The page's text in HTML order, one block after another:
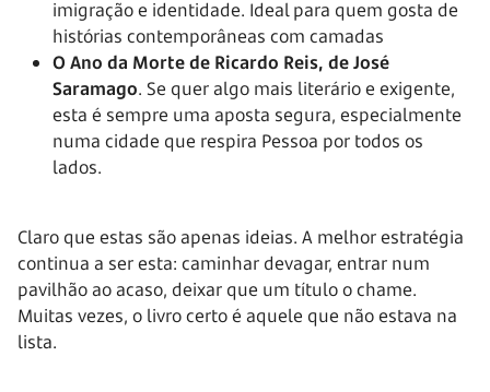
imigração e identidade. Ideal para quem gosta de
histórias contemporâneas com camadas
O Ano da Morte de Ricardo Reis, de José
Saramago. Se quer algo mais literário e exigente,
esta é sempre uma aposta segura, especialmente
numa cidade que respira Pessoa por todos os
lados.
Claro que estas são apenas ideias. A melhor estratégia
continua a ser esta: caminhar devagar, entrar num
pavilhão ao acaso, deixar que um título o chame.
Muitas vezes, o livro certo é aquele que não estava na
lista.